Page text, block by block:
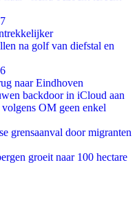
na golf van diefstal en
naar Eindhoven
backdoor in iCloud aan
OM geen enkel
grensaanval door migranten
groeit naar 100 hectare